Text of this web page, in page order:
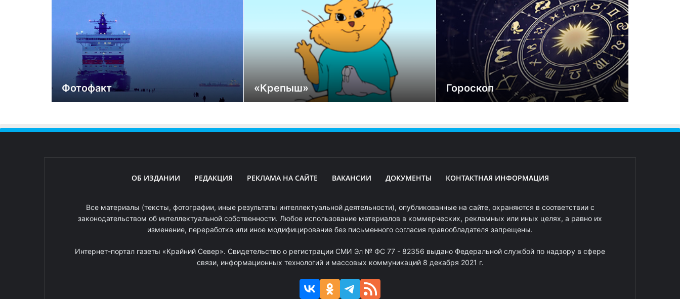
Фотофакт «Крепыш» Гороскоп
ОБ ИЗДАНИИ РЕДАКЦИЯ РЕКЛАМА НА САЙТЕ ВАКАНСИИ ДОКУМЕНТЫ КОНТАКТНАЯ ИНФОРМАЦИЯ
Все материалы (тексты, фотографии, иные результаты интеллектуальной деятельности), опубликованные на сайте, охраняются в соответствии с
законодательством об интеллектуальной собственности. Любое использование материалов в коммерческих, рекламных или иных целях, а равно их
изменение, переработка или иное модифицирование без письменного согласия правообладателя запрещены.
Интернет-портал газеты «Крайний Север». Свидетельство о регистрации СМИ Эл № ФС 77 - 82356 выдано Федеральной службой по надзору в сфере
связи, информационных технологий и массовых коммуникаций 8 декабря 2021 г.